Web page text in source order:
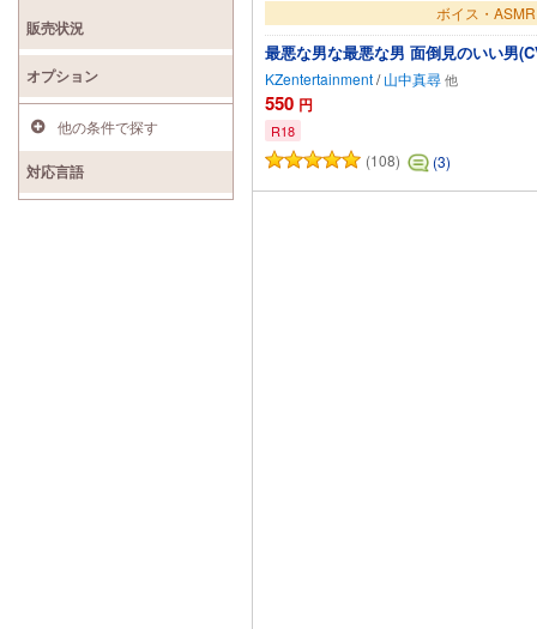
ボイス・ASMR
最悪な男な最悪な男 面倒見のいい男
KZentertainment/ 山中真尋
550 円
R18
(108) (3)
販売状況
オプション
他の条件で探す
対応言語